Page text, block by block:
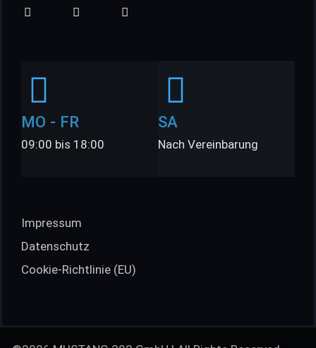
MO - FR
09:00 bis 18:00
SA
Nach Vereinbarung
Impressum
Datenschutz
Cookie-Richtlinie (EU)